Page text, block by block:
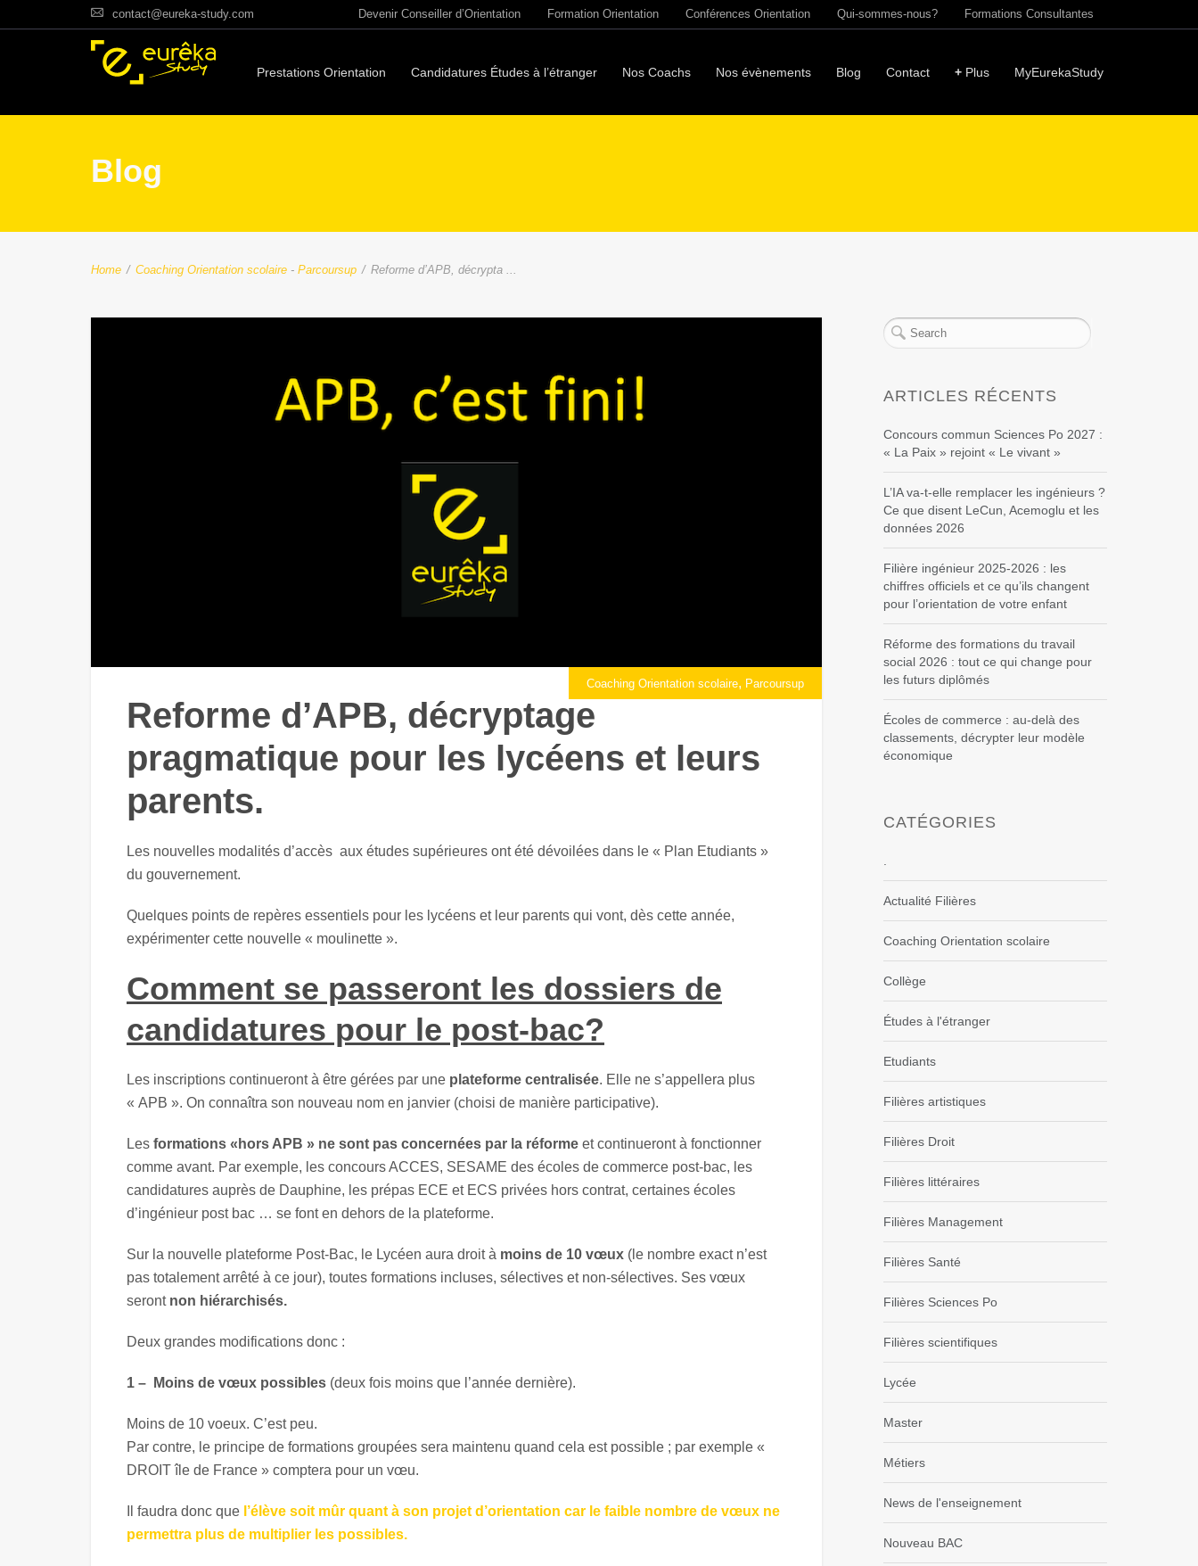
contact@eureka-study.com Devenir Conseiller d’Orientation Formation Orientation Conférences Orientation Qui-sommes-nous? Formations Consultantes
Prestations Orientation Candidatures Études à l’étranger Nos Coachs Nos évènements Blog Contact + Plus MyEurekaStudy
Blog
Home / Coaching Orientation scolaire - Parcoursup / Reforme d’APB, décrypta ...
Coaching Orientation scolaire, Parcoursup
Reforme d’APB, décryptage
pragmatique pour les lycéens et leurs
parents.
Les nouvelles modalités d’accès aux études supérieures ont été dévoilées dans le « Plan Etudiants »
du gouvernement.
Quelques points de repères essentiels pour les lycéens et leur parents qui vont, dès cette année,
expérimenter cette nouvelle « moulinette ».
Comment se passeront les dossiers de
candidatures pour le post-bac?
Les inscriptions continueront à être gérées par une plateforme centralisée. Elle ne s’appellera plus
« APB ». On connaîtra son nouveau nom en janvier (choisi de manière participative).
Les formations «hors APB » ne sont pas concernées par la réforme et continueront à fonctionner
comme avant. Par exemple, les concours ACCES, SESAME des écoles de commerce post-bac, les
candidatures auprès de Dauphine, les prépas ECE et ECS privées hors contrat, certaines écoles
d’ingénieur post bac … se font en dehors de la plateforme.
Sur la nouvelle plateforme Post-Bac, le Lycéen aura droit à moins de 10 vœux (le nombre exact n’est
pas totalement arrêté à ce jour), toutes formations incluses, sélectives et non-sélectives. Ses vœux
seront non hiérarchisés.
Deux grandes modifications donc :
1 – Moins de vœux possibles (deux fois moins que l’année dernière).
Moins de 10 voeux. C’est peu.
Par contre, le principe de formations groupées sera maintenu quand cela est possible ; par exemple «
DROIT île de France » comptera pour un vœu.
Il faudra donc que l’élève soit mûr quant à son projet d’orientation car le faible nombre de vœux ne
permettra plus de multiplier les possibles.
ARTICLES RÉCENTS
Concours commun Sciences Po 2027 :
« La Paix » rejoint « Le vivant »
L’IA va-t-elle remplacer les ingénieurs ?
Ce que disent LeCun, Acemoglu et les
données 2026
Filière ingénieur 2025-2026 : les
chiffres officiels et ce qu’ils changent
pour l’orientation de votre enfant
Réforme des formations du travail
social 2026 : tout ce qui change pour
les futurs diplômés
Écoles de commerce : au-delà des
classements, décrypter leur modèle
économique
CATÉGORIES
Actualité Filières
Coaching Orientation scolaire
Collège
Études à l'étranger
Etudiants
Filières artistiques
Filières Droit
Filières littéraires
Filières Management
Filières Santé
Filières Sciences Po
Filières scientifiques
Lycée
Master
Métiers
News de l'enseignement
Nouveau BAC